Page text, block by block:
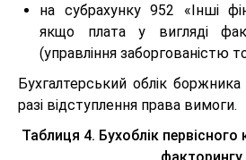
на субрахунку 952 «Інші
якщо плата у вигляді
(управління заборгованістю
Бухгалтерський облік
разі відступлення права вимоги.
Таблиця 4. Бухоблік первісного